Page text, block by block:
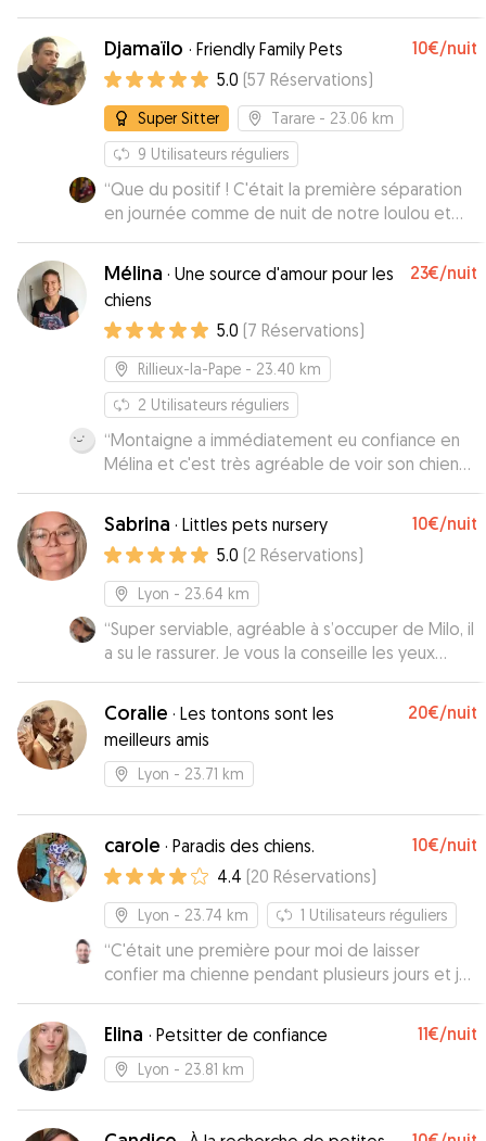
faire connaissance en avance et tout c'est très
bien passé. A répéter !
Djamaïlo · Friendly Family Pets 10€/nuit
5.0 (57 Réservations)
Super Sitter Tarare - 23.06 km
9 Utilisateurs réguliers
“Que du positif ! C'était la première séparation
en journée comme de nuit de notre loulou et
tout a été parfait !”
Mélina · Une source d'amour pour les
chiens
23€/nuit
5.0 (7 Réservations)
Rillieux-la-Pape - 23.40 km
2 Utilisateurs réguliers
“Montaigne a immédiatement eu confiance en
Mélina et c'est très agréable de voir son chien
autant en confiance. Merci !”
Sabrina · Littles pets nursery 10€/nuit
5.0 (2 Réservations)
Lyon - 23.64 km
“Super serviable, agréable à s’occuper de Milo, il
a su le rassurer. Je vous la conseille les yeux
fermés”
Coralie · Les tontons sont les
meilleurs amis
20€/nuit
Lyon - 23.71 km
carole · Paradis des chiens. 10€/nuit
4.4 (20 Réservations)
Lyon - 23.74 km 1 Utilisateurs réguliers
“C'était une première pour moi de laisser
confier ma chienne pendant plusieurs jours et je
suis ravi de la façon dont la garde s'est déroulée
avec Carole. Shiva retourne y passer un week-
end très bientôt ! Je recommande !
Elina · Petsitter de confiance 11€/nuit
Lyon - 23.81 km